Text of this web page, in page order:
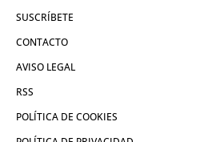
SUSCRÍBETE
CONTACTO
AVISO LEGAL
RSS
POLÍTICA DE COOKIES